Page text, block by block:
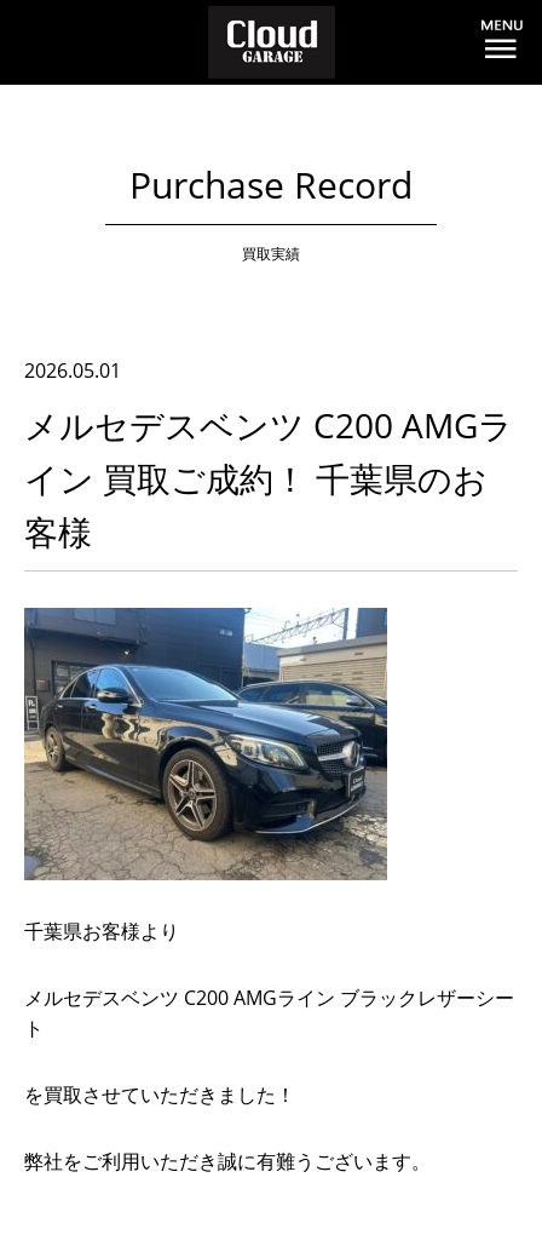
Purchase Record
買取実績
2026.05.01
メルセデスベンツ C200 AMGラ
イン 買取ご成約！ 千葉県のお
客様
千葉県お客様より
メルセデスベンツ C200 AMGライン ブラックレザーシー
ト
を買取させていただきました！
弊社をご利用いただき誠に有難うございます。